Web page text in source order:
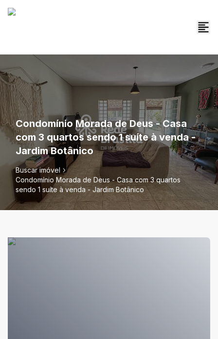
Condomínio Morada de Deus - Casa
com 3 quartos sendo 1 suíte à venda -
Jardim Botânico
Buscar imóvel
Condomínio Morada de Deus - Casa com 3 quartos
sendo 1 suíte à venda - Jardim Botânico